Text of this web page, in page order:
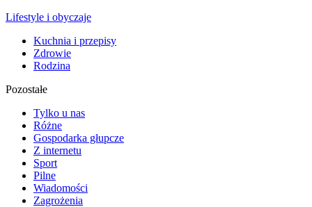
Lifestyle i obyczaje
Kuchnia i przepisy
Zdrowie
Rodzina
Pozostałe
Tylko u nas
Różne
Gospodarka głupcze
Z internetu
Sport
Pilne
Wiadomości
Zagrożenia